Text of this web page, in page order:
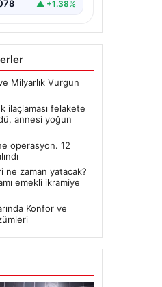
▲ +1.38%
Milyarlık Vurgun
ilaçlaması felakete
annesi yoğun
operasyon. 12
ne zaman yatacak?
emekli ikramiye
Konfor ve